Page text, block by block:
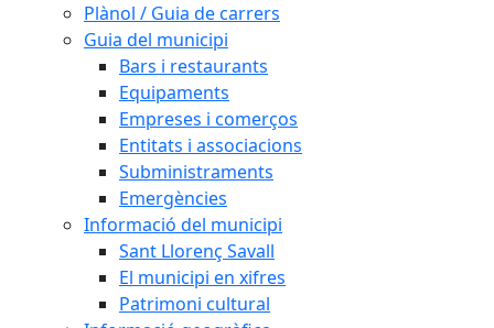
Plànol / Guia de carrers
Guia del municipi
Bars i restaurants
Equipaments
Empreses i comerços
Entitats i associacions
Subministraments
Emergències
Informació del municipi
Sant Llorenç Savall
El municipi en xifres
Patrimoni cultural